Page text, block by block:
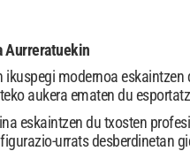
Aurreratuekin
modernoa
aukera ematen du
eskaintzen du txosten
urrats desberdinetan